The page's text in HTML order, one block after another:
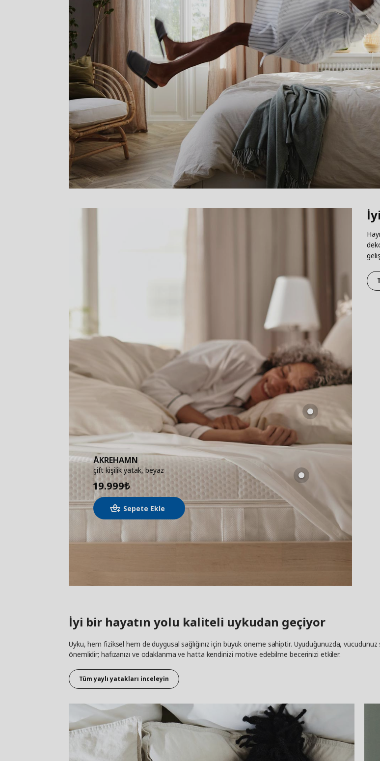
ÅKREHAMN
çift kişilik yatak, beyaz
19.999₺
Sepete Ekle
İyi bir hayatın yolu kaliteli uykudan geçiyor
Uyku, hem fiziksel hem de duygusal sağlığınız için büyük öneme sahiptir. Uyuduğunuzda,
önemlidir; hafızanızı ve odaklanma ve hatta kendinizi motive edebilme becerinizi etkiler.
Tüm yaylı yatakları inceleyin